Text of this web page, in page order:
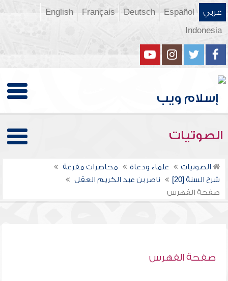
عربي Español
Deutsch
Français
English
Indonesia
الصوتيات
الصوتيات علماء ودعاة
محاضرات مفرغة
شرح السنة [20]
ناصر بن عبد الكريم العقل
صفحة الفهرس
صفحة الفهرس